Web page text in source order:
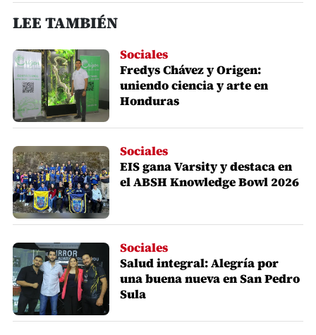
LEE TAMBIÉN
Sociales
Fredys Chávez y Origen:
uniendo ciencia y arte en
Honduras
Sociales
EIS gana Varsity y destaca en
el ABSH Knowledge Bowl 2026
Sociales
Salud integral: Alegría por
una buena nueva en San Pedro
Sula